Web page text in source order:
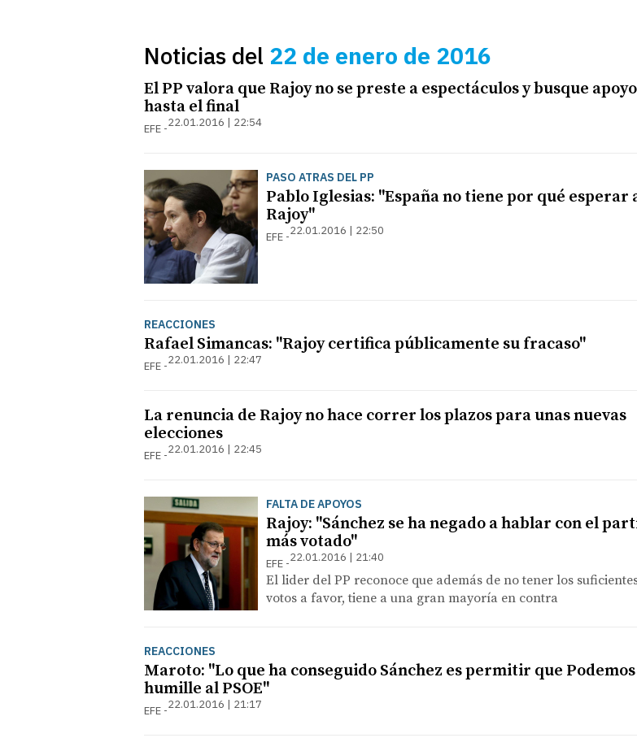
Noticias del 22 de enero de 2016
El PP valora que Rajoy no se preste a espectáculos y busque
hasta el final
EFE 22.01.2016 | 22:54
PASO ATRAS DEL PP
Pablo Iglesias: "España no tiene por qué esperar
Rajoy"
EFE 22.01.2016 | 22:50
REACCIONES
Rafael Simancas: "Rajoy certifica públicamente su fracaso"
EFE 22.01.2016 | 22:47
La renuncia de Rajoy no hace correr los plazos para unas nuevas
elecciones
EFE 22.01.2016 | 22:45
FALTA DE APOYOS
Rajoy: "Sánchez se ha negado a hablar con el
más votado"
EFE 22.01.2016 | 21:40
El lider del PP reconoce que además de no tener los
votos a favor, tiene a una gran mayoría en contra
REACCIONES
Maroto: "Lo que ha conseguido Sánchez es permitir que Podemos
humille al PSOE"
EFE 22.01.2016 | 21:17